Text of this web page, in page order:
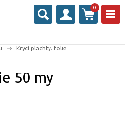
0
Krycí plachty. folie
50 my